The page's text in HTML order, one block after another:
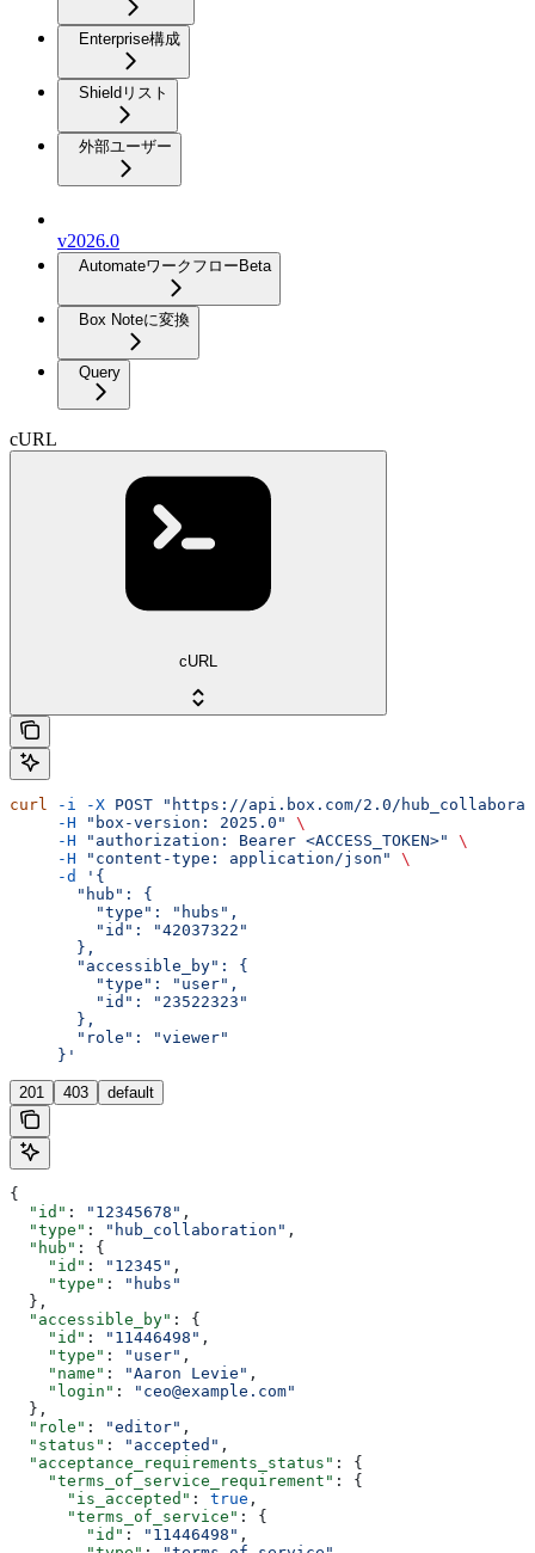
Enterprise構成
Shieldリスト
外部ユーザー
v2026.0
Automateワークフロー Beta
Box Noteに変換
Query
cURL
cURL
curl -i -X POST "https://api.box.com/2.0/
     -H
"box-version: 2025.0"
\
     -H
"authorization: Bearer <ACCESS_TOKEN>"
\
     -H
"content-type: application/json"
\
     -d
'{
       "hub": {
         "type": "hubs",
         "id": "42037322"
       },
       "accessible_by": {
         "type": "user",
         "id": "23522323"
       },
       "role": "viewer"
     }'
201 403 default
{
  "id"
: "12345678" ,
  "type"
: "hub_collaboration" ,
  "hub"
: {
    "id"
: "12345" ,
    "type"
:
"hubs"
  },
  "accessible_by"
: {
    "id"
: "11446498" ,
    "type"
: "user" ,
    "name"
: "Aaron Levie" ,
    "login"
:
"ceo@example.com"
  },
  "role"
: "editor" ,
  "status"
: "accepted" ,
  "acceptance_requirements_status"
: {
    "terms_of_service_requirement"
: {
      "is_accepted"
: true ,
      "terms_of_service"
: {
        "id"
: "11446498" ,